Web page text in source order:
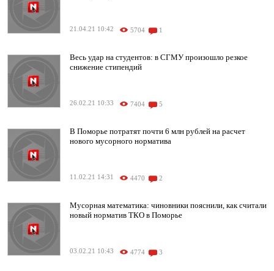
21.04.21 10:42 5704 1
Весь удар на студентов: в СГМУ произошло резкое
снижение стипендий
26.02.21 10:33 7404 5
В Поморье потратят почти 6 млн рублей на расчет
нового мусорного норматива
11.02.21 14:31 4470 2
Мусорная математика: чиновники пояснили, как считали
новый норматив ТКО в Поморье
03.02.21 10:43 4774 3